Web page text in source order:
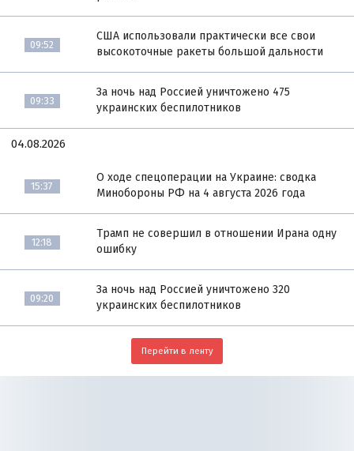
09:52
США использовали практически все свои
высокоточные ракеты большой дальности
09:33
За ночь над Россией уничтожено 475
украинских беспилотников
04.08.2026
15:37
О ходе спецоперации на Украине: сводка
Минобороны РФ на 4 августа 2026 года
12:18
Трамп не совершил в отношении Ирана одну
ошибку
09:20
За ночь над Россией уничтожено 320
украинских беспилотников
Перейти в ленту